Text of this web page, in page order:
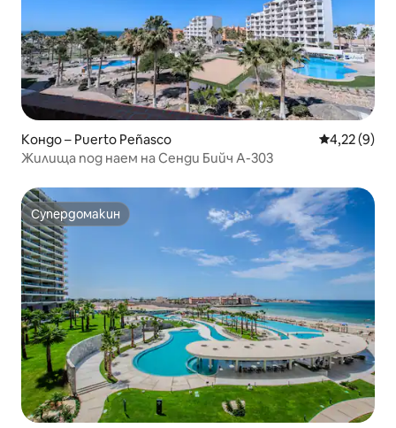
Кондо – Puerto Peñasco Средна
4,22 (9)
Жилища под наем на Сенди Бийч A-303
Супердомакин
Супердомакин